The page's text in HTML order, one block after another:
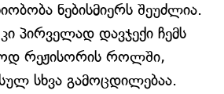
ნებისმიერს შეუძლია.
პირველად დავჯექი ჩემს
რეჟისორის როლში,
სხვა გამოცდილებაა.